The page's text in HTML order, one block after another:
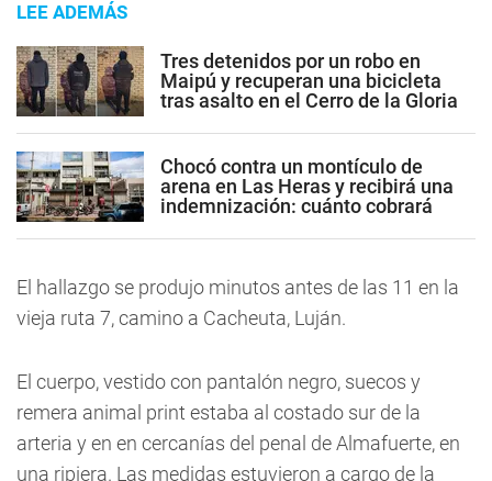
LEE ADEMÁS
Tres detenidos por un robo en
Maipú y recuperan una bicicleta
tras asalto en el Cerro de la Gloria
Chocó contra un montículo de
arena en Las Heras y recibirá una
indemnización: cuánto cobrará
El hallazgo se produjo minutos antes de las 11 en la
vieja ruta 7, camino a Cacheuta, Luján.
El cuerpo, vestido con pantalón negro, suecos y
remera animal print estaba al costado sur de la
arteria y en en cercanías del penal de Almafuerte, en
una ripiera. Las medidas estuvieron a cargo de la